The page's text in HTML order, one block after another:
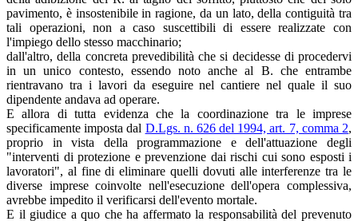
pavimento, è insostenibile in ragione, da un lato, della contiguità tra
tali operazioni, non a caso suscettibili di essere realizzate con
l'impiego dello stesso macchinario;
dall'altro, della concreta prevedibilità che si decidesse di procedervi
in un unico contesto, essendo noto anche al B. che entrambe
rientravano tra i lavori da eseguire nel cantiere nel quale il suo
dipendente andava ad operare.
E allora di tutta evidenza che la coordinazione tra le imprese
specificamente imposta dal D.Lgs. n. 626 del 1994, art. 7, comma 2,
proprio in vista della programmazione e dell'attuazione degli
"interventi di protezione e prevenzione dai rischi cui sono esposti i
lavoratori", al fine di eliminare quelli dovuti alle interferenze tra le
diverse imprese coinvolte nell'esecuzione dell'opera complessiva,
avrebbe impedito il verificarsi dell'evento mortale.
E il giudice a quo che ha affermato la responsabilità del prevenuto